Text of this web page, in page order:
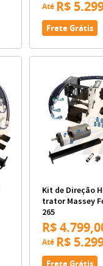
Até R$
Frete Grátis
Kit de Direção
trator Massey
265
R$
Até R$
Frete Grátis